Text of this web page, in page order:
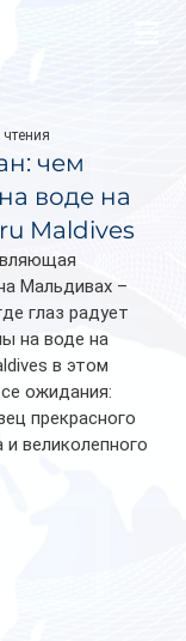
чем
воде на
Maldives
Мальдивах –
глаз радует
на воде на
в этом
ожидания:
прекрасного
и великолепного